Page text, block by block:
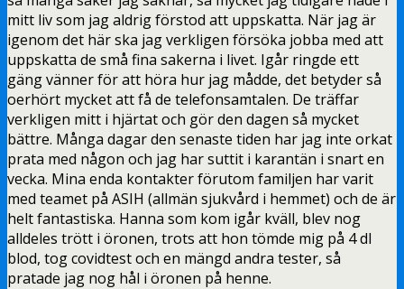
mitt liv som jag aldrig förstod att uppskatta. När jag är
igenom det här ska jag verkligen försöka jobba med att
uppskatta de små fina sakerna i livet. Igår ringde ett
gäng vänner för att höra hur jag mådde, det betyder så
oerhört mycket att få de telefonsamtalen. De träffar
verkligen mitt i hjärtat och gör den dagen så mycket
bättre. Många dagar den senaste tiden har jag inte orkat
prata med någon och jag har suttit i karantän i snart en
vecka. Mina enda kontakter förutom familjen har varit
med teamet på ASIH (allmän sjukvård i hemmet) och de är
helt fantastiska. Hanna som kom igår kväll, blev nog
alldeles trött i öronen, trots att hon tömde mig på 4 dl
blod, tog covidtest och en mängd andra tester, så
pratade jag nog hål i öronen på henne.